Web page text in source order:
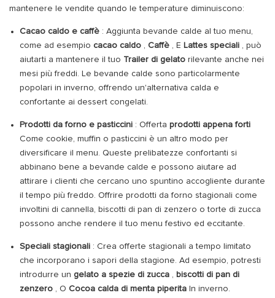
mantenere le vendite quando le temperature diminuiscono:
Cacao caldo e caffè : Aggiunta bevande calde al tuo menu,
come ad esempio cacao caldo , Caffè , E Lattes speciali , può
aiutarti a mantenere il tuo Trailer di gelato rilevante anche nei
mesi più freddi. Le bevande calde sono particolarmente
popolari in inverno, offrendo un'alternativa calda e
confortante ai dessert congelati.
Prodotti da forno e pasticcini : Offerta prodotti appena forti
Come cookie, muffin o pasticcini è un altro modo per
diversificare il menu. Queste prelibatezze confortanti si
abbinano bene a bevande calde e possono aiutare ad
attirare i clienti che cercano uno spuntino accogliente durante
il tempo più freddo. Offrire prodotti da forno stagionali come
involtini di cannella, biscotti di pan di zenzero o torte di zucca
possono anche rendere il tuo menu festivo ed eccitante.
Speciali stagionali : Crea offerte stagionali a tempo limitato
che incorporano i sapori della stagione. Ad esempio, potresti
introdurre un gelato a spezie di zucca , biscotti di pan di
zenzero , O Cocoa calda di menta piperita In inverno.